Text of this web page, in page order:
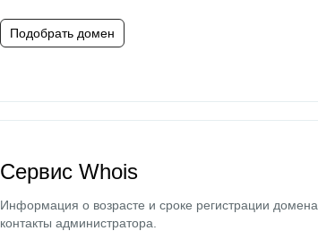
Подобрать домен
Сервис Whois
Информация о возрасте и сроке регистрации домена,
контакты администратора.